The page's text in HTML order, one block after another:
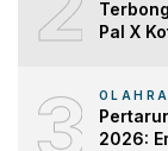
Pal X
3
2026: